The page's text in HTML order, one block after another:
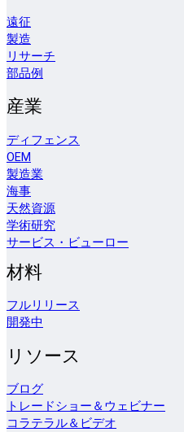
遠征
製造
リサーチ
部品例
産業
ディフェンス
OEM
製造業
海事
天然資源
学術研究
サービス・ビューロー
材料
フルリリース
開発中
リソース
ブログ
トレードショー＆ウェビナー
コラテラル＆ビデオ